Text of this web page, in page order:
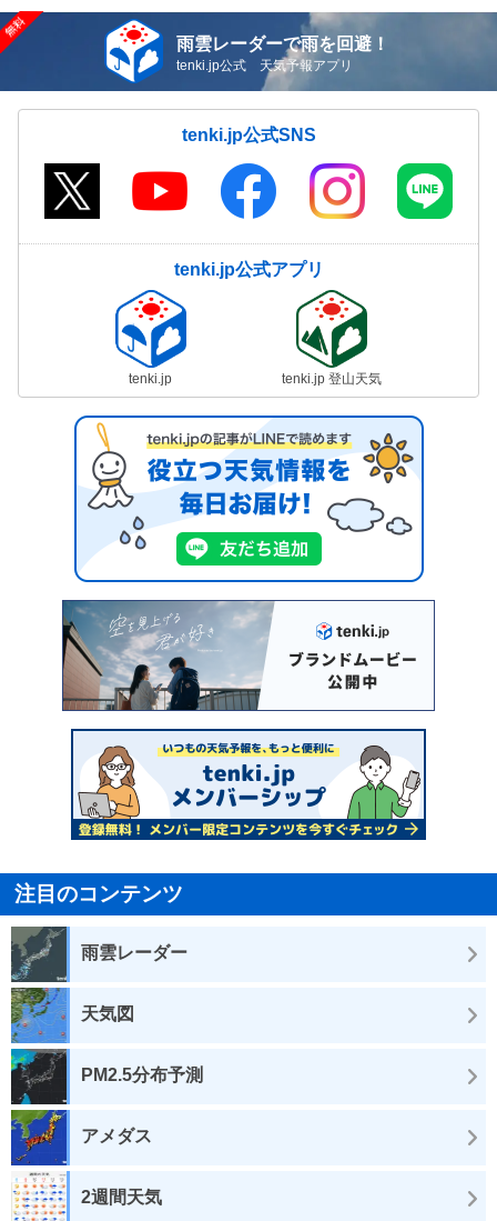
雨雲レーダーで雨を回避！
tenki.jp公式 天気予報アプリ
tenki.jp公式SNS
tenki.jp公式アプリ
tenki.jp tenki.jp 登山天気
注目のコンテンツ
雨雲レーダー
天気図
PM2.5分布予測
アメダス
2週間天気